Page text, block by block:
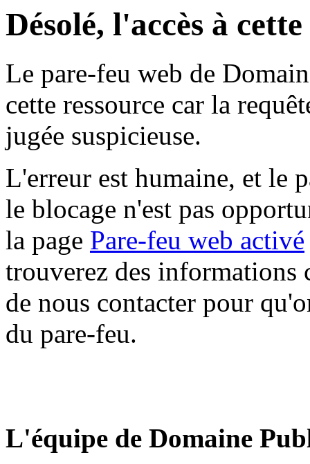
Désolé, l'accès à
Le pare-feu web de
cette ressource car la
jugée suspicieuse.
L'erreur est humaine, et le
le blocage n'est pas
la page Pare-feu web activé
trouverez des informations
de nous contacter pour
du pare-feu.
L'équipe de Domaine